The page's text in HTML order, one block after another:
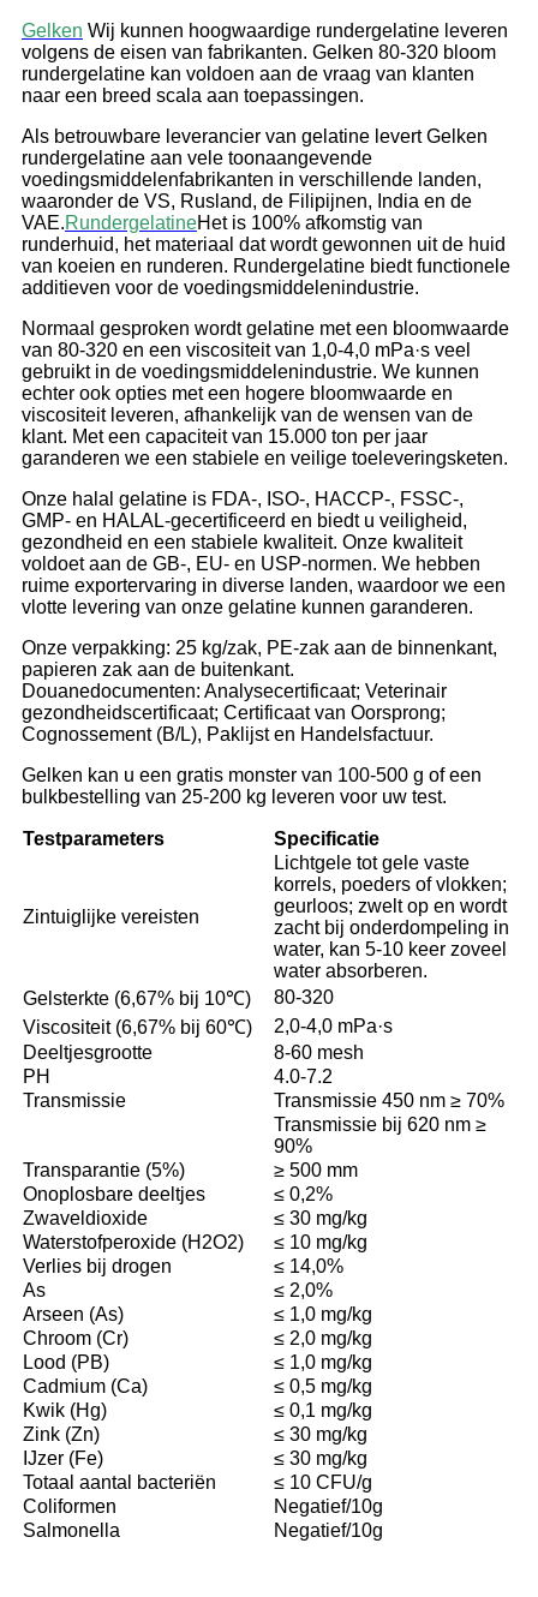
Gelken Wij kunnen hoogwaardige rundergelatine leveren
volgens de eisen van fabrikanten. Gelken 80-320 bloom
rundergelatine kan voldoen aan de vraag van klanten
naar een breed scala aan toepassingen.
Als betrouwbare leverancier van gelatine levert Gelken
rundergelatine aan vele toonaangevende
voedingsmiddelenfabrikanten in verschillende landen,
waaronder de VS, Rusland, de Filipijnen, India en de
VAE.RundergelatineHet is 100% afkomstig van
runderhuid, het materiaal dat wordt gewonnen uit de huid
van koeien en runderen. Rundergelatine biedt functionele
additieven voor de voedingsmiddelenindustrie.
Normaal gesproken wordt gelatine met een bloomwaarde
van 80-320 en een viscositeit van 1,0-4,0 mPa·s veel
gebruikt in de voedingsmiddelenindustrie. We kunnen
echter ook opties met een hogere bloomwaarde en
viscositeit leveren, afhankelijk van de wensen van de
klant. Met een capaciteit van 15.000 ton per jaar
garanderen we een stabiele en veilige toeleveringsketen.
Onze halal gelatine is FDA-, ISO-, HACCP-, FSSC-,
GMP- en HALAL-gecertificeerd en biedt u veiligheid,
gezondheid en een stabiele kwaliteit. Onze kwaliteit
voldoet aan de GB-, EU- en USP-normen. We hebben
ruime exportervaring in diverse landen, waardoor we een
vlotte levering van onze gelatine kunnen garanderen.
Onze verpakking: 25 kg/zak, PE-zak aan de binnenkant,
papieren zak aan de buitenkant.
Douanedocumenten: Analysecertificaat; Veterinair
gezondheidscertificaat; Certificaat van Oorsprong;
Cognossement (B/L), Paklijst en Handelsfactuur.
Gelken kan u een gratis monster van 100-500 g of een
bulkbestelling van 25-200 kg leveren voor uw test.
Testparameters Specificatie
Zintuiglijke vereisten
Lichtgele tot gele vaste
korrels, poeders of vlokken;
geurloos; zwelt op en wordt
zacht bij onderdompeling in
water, kan 5-10 keer zoveel
water absorberen.
Gelsterkte (6,67% bij 10℃)
80-320
Viscositeit (6,67% bij 60℃)
2,0-4,0 mPa·s
Deeltjesgrootte
8-60 mesh
PH
4.0-7.2
Transmissie
Transmissie 450 nm ≥ 70%
Transmissie bij 620 nm ≥
90%
Transparantie (5%)
≥ 500 mm
Onoplosbare deeltjes
≤ 0,2%
Zwaveldioxide
≤ 30 mg/kg
Waterstofperoxide (H2O2)
≤ 10 mg/kg
Verlies bij drogen
≤ 14,0%
As
≤ 2,0%
Arseen (As)
≤ 1,0 mg/kg
Chroom (Cr)
≤ 2,0 mg/kg
Lood (PB)
≤ 1,0 mg/kg
Cadmium (Ca)
≤ 0,5 mg/kg
Kwik (Hg)
≤ 0,1 mg/kg
Zink (Zn)
≤ 30 mg/kg
IJzer (Fe)
≤ 30 mg/kg
Totaal aantal bacteriën
≤ 10 CFU/g
Coliformen
Negatief/10g
Salmonella
Negatief/10g